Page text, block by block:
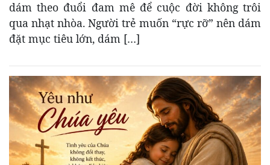
dám theo đuổi đam mê để cuộc đời không trôi
qua nhạt nhòa. Người trẻ muốn “rực rỡ” nên dám
đặt mục tiêu lớn, dám […]